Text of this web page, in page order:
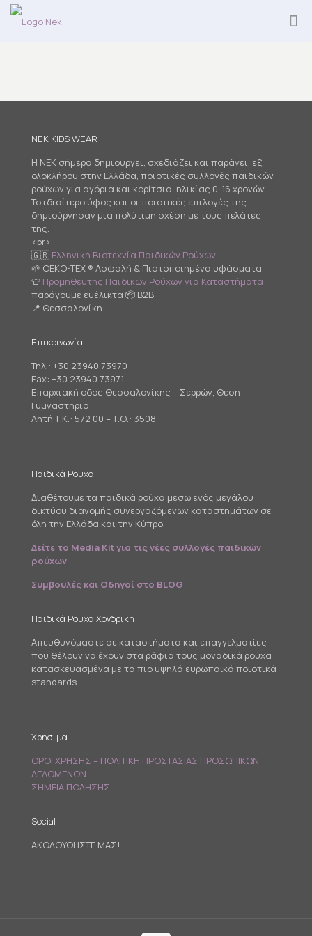
NEK KIDS WEAR
Η NEK σήμερα δημιουργεί, σχεδιάζει και παράγει, εξ
ολοκλήρου στην Ελλάδα, ποιοτικές συλλογές παιδικών
ρούχων για αγόρια και κορίτσια, ηλικίας 0-16 χρονών.
Το ιδιαίτερο ύφος και οι ποιοτικές επιλογές της
δημιούργησαν μια πολύτιμη σχέση με τους πελάτες
της.
<br>
🇬🇷 Ελληνική Βιοτεχνία Παιδικών Ρούχων
🌱 OEKO-TEX ® Ασφαλή & Πιστοποιημένα υφάσματα
👕 Προμηθευτής Παιδικών Ρούχων για Καταστήματα
παράγουμε ευέλικτα 📦 B2B
📍 Θεσσαλονίκη
Επικοινωνία
Τηλ.: +30 23940.73970
Fax: +30 23940.73971
Επαρχιακή οδός Θεσσαλονίκης – Σερρών, Θέση
Γυμναστήριο
Λητή Τ.Κ.: 572 00 – Τ.Θ.: 3508
Παιδικά Ρούχα
Διαθέτουμε τα παιδικά ρούχα μέσω ενός μεγάλου
δικτύου διανομής συνεργαζόμενων καταστημάτων σε
όλη την Ελλάδα και την Κύπρο.
Δείτε το Media Kit για τις νέες συλλογές παιδικών
ρούχων
Συμβουλές και Οδηγοί στο BLOG
Παιδικά Ρούχα Χονδρική
Απευθυνόμαστε σε καταστήματα και επαγγελματίες
που θέλουν να έχουν στα ράφια τους μοναδικά ρούχα
κατασκευασμένα με τα πιο υψηλά ευρωπαϊκά ποιοτικά
standards.
Χρήσιμα
ΟΡΟΙ ΧΡΗΣΗΣ – ΠΟΛΙΤΙΚΗ ΠΡΟΣΤΑΣΙΑΣ ΠΡΟΣΩΠΙΚΩΝ
ΔΕΔΟΜΕΝΩΝ
ΣΗΜΕΙΑ ΠΩΛΗΣΗΣ
Social
ΑΚΟΛΟΥΘΗΣΤΕ ΜΑΣ!